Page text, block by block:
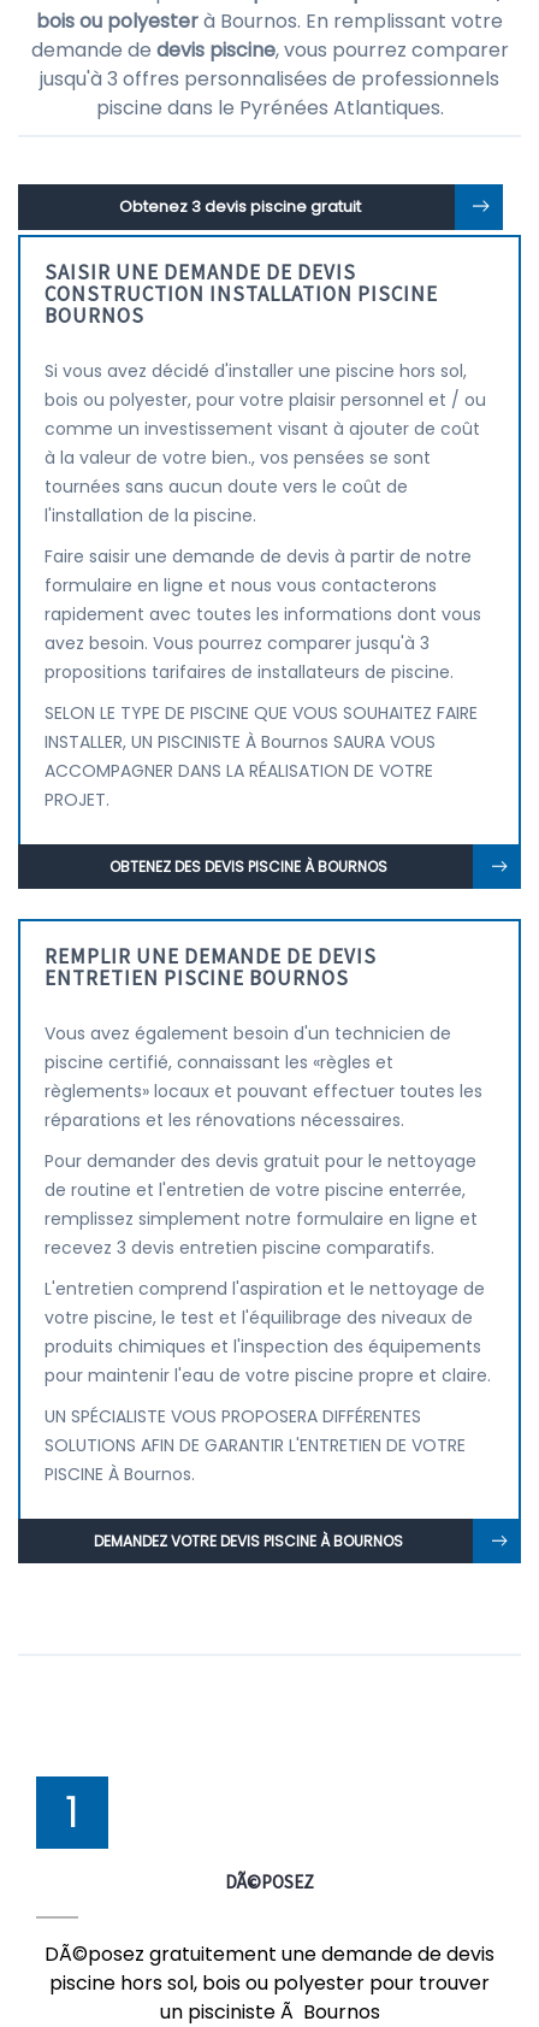
bois ou polyesterà Bournos. En remplissant votre
demande de devis piscine, vous pourrez comparer
jusqu'à 3 offres personnalisées de professionnels
piscine dans le Pyrénées Atlantiques.
Obtenez 3 devis piscine gratuit
SAISIR UNE DEMANDE DE DEVIS
CONSTRUCTION INSTALLATION PISCINE
BOURNOS
Si vous avez décidé d'installer une piscine hors sol,
bois ou polyester, pour votre plaisir personnel et / ou
comme un investissement visant à ajouter de coût
à la valeur de votre bien., vos pensées se sont
tournées sans aucun doute vers le coût de
l'installation de la piscine.
Faire saisir une demande de devis à partir de notre
formulaire en ligne et nous vous contacterons
rapidement avec toutes les informations dont vous
avez besoin. Vous pourrez comparer jusqu'à 3
propositions tarifaires de installateurs de piscine.
SELON LE TYPE DE PISCINE QUE VOUS SOUHAITEZ FAIRE
INSTALLER, UN PISCINISTE À Bournos SAURA VOUS
ACCOMPAGNER DANS LA RÉALISATION DE VOTRE
PROJET.
OBTENEZ DES DEVIS PISCINE À BOURNOS
REMPLIR UNE DEMANDE DE DEVIS
ENTRETIEN PISCINE BOURNOS
Vous avez également besoin d'un technicien de
piscine certifié, connaissant les «règles et
règlements» locaux et pouvant effectuer toutes les
réparations et les rénovations nécessaires.
Pour demander des devis gratuit pour le nettoyage
de routine et l'entretien de votre piscine enterrée,
remplissez simplement notre formulaire en ligne et
recevez 3 devis entretien piscine comparatifs.
L'entretien comprend l'aspiration et le nettoyage de
votre piscine, le test et l'équilibrage des niveaux de
produits chimiques et l'inspection des équipements
pour maintenir l'eau de votre piscine propre et claire.
UN SPÉCIALISTE VOUS PROPOSERA DIFFÉRENTES
SOLUTIONS AFIN DE GARANTIR L'ENTRETIEN DE VOTRE
PISCINE À Bournos.
DEMANDEZ VOTRE DEVIS PISCINE À BOURNOS
1
DÃ©POSEZ
DÃ©posez gratuitement une demande de devis
piscine hors sol, bois ou polyester pour trouver
un pisciniste Ã Bournos